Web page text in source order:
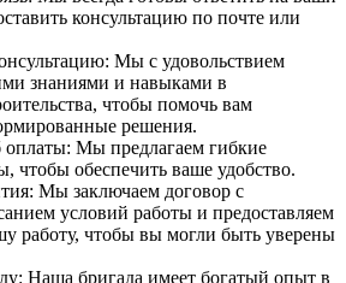
консультацию по почте или
Мы с удовольствием
знаниями и навыками в
чтобы помочь вам
решения.
Мы предлагаем гибкие
чтобы обеспечить ваше удобство.
Мы заключаем договор с
условий работы и предоставляем
работу, чтобы вы могли быть уверены
Наша бригада имеет богатый опыт в